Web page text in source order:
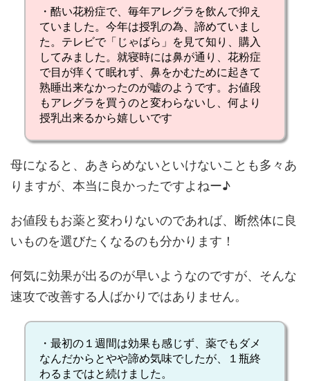
・酷い花粉症で、 毎年アレグラを飲んで抑え
ていました 。今年は授乳の為、諦めていまし
た 。テレビで「 じゃばら 」を見て知り、購入
してみました。就寝時には鼻が通り、花粉症
で目が痒くて眠れず、鼻をかむために起きて
熟睡出来なかったのが嘘のよう です。お値段
もアレグラを買うのと変わらないし、 何より
授乳出来るから嬉しいです
母になると、あきらめないといけないことも多々あ
りますが、本当に良かったですよねー♪
お値段もお薬と変わりないのであれば、断然体に良
いものを選びたくなるのも分かります！
何気に効果が出るのが早いようなのですが、そんな
速攻で改善する人ばかりではありません。
・最初の１週間は効果も感じず、薬でもダメ
なんだからとやや諦め気味でしたが、１瓶終
わるまではと続けました。